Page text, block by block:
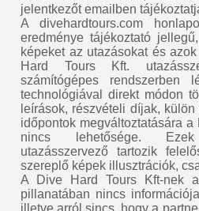
jelentkezőt emailben
A divehardtours.com
eredménye tájékoztató
képeket az utazásokat és
Hard Tours Kft.
számítógépes rendszerben
technológiával direkt módon
leírások, részvételi díjak,
időpontok megváltoztatására
nincs lehetősége.
utazásszervező tartozik
szereplő képek illusztrációk,
A Dive Hard Tours Kft-nek
pillanatában nincs